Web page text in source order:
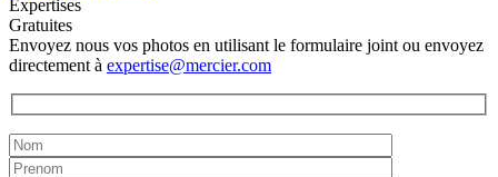
Expertises
Gratuites
Envoyez nous vos photos en utilisant le formulaire joint ou envoyez
directement à expertise@mercier.com